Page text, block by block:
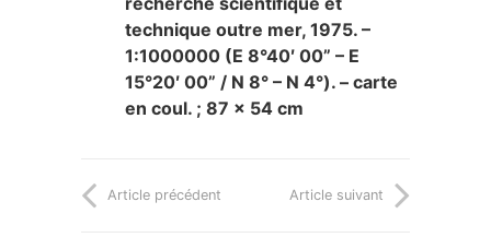
technique outre mer, 1975. –
1:1000000 (E 8°40′ 00” – E
15°20′ 00” / N 8° – N 4°). – carte
en coul. ; 87 x 54 cm
Article précédent Article suivant